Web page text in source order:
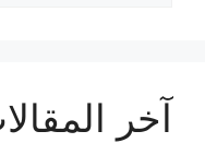
آخر